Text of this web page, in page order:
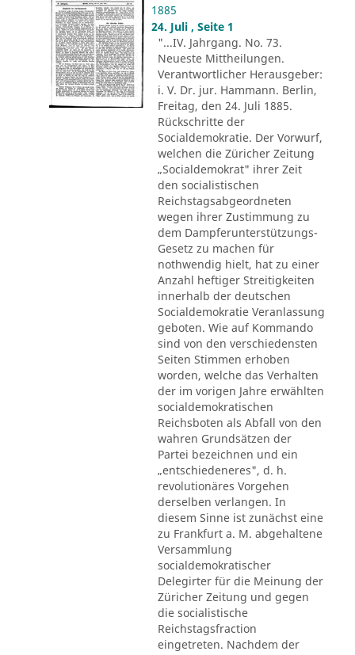
1885
24. Juli , Seite 1
"...IV. Jahrgang. No. 73.
Neueste Mittheilungen.
Verantwortlicher Herausgeber:
i. V. Dr. jur. Hammann. Berlin,
Freitag, den 24. Juli 1885.
Rückschritte der
Socialdemokratie. Der Vorwurf,
welchen die Züricher Zeitung
„Socialdemokrat" ihrer Zeit
den socialistischen
Reichstagsabgeordneten
wegen ihrer Zustimmung zu
dem Dampferunterstützungs-
Gesetz zu machen für
nothwendig hielt, hat zu einer
Anzahl heftiger Streitigkeiten
innerhalb der deutschen
Socialdemokratie Veranlassung
geboten. Wie auf Kommando
sind von den verschiedensten
Seiten Stimmen erhoben
worden, welche das Verhalten
der im vorigen Jahre erwählten
socialdemokratischen
Reichsboten als Abfall von den
wahren Grundsätzen der
Partei bezeichnen und ein
„entschiedeneres", d. h.
revolutionäres Vorgehen
derselben verlangen. In
diesem Sinne ist zunächst eine
zu Frankfurt a. M. abgehaltene
Versammlung
socialdemokratischer
Delegirter für die Meinung der
Züricher Zeitung und gegen
die socialistische
Reichstagsfraction
eingetreten. Nachdem der